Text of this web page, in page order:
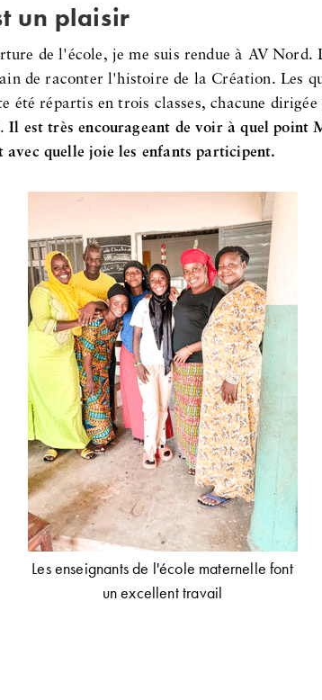
un plaisir
de l'école, je me suis rendue à AV Nord.
de raconter l'histoire de la Création. Les
été répartis en trois classes, chacune dirigée
Il est très encourageant de voir à quel point
avec quelle joie les enfants participent.
Les enseignants de l'école maternelle font
un excellent travail